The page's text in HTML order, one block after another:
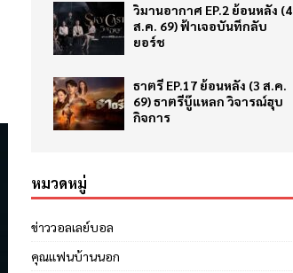
วิมานอากาศ EP.2 ย้อนหลัง (4
ส.ค. 69) ฟ้าเจอบันทึกลับ
ยอร์ช
ธาตรี EP.17 ย้อนหลัง (3 ส.ค.
69) ธาตรีบู๊แหลก วิจารณ์ฮุบ
กิจการ
หมวดหมู่
ข่าววอลเลย์บอล
คุณแฟนบ้านนอก